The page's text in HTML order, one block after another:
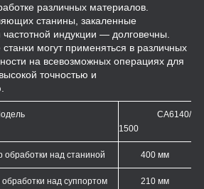
различных материалов.
станины, закаленные
индукции — долговечны.
могут применяться в различных
на всевозможных операциях для
точностью и
CA6140/
1 500
над станиной 400 мм
над суппортом 210 мм